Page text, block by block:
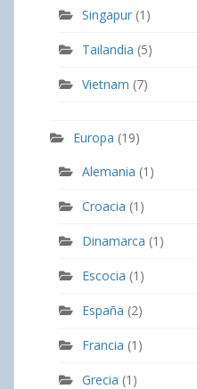
Singapur (1)
Tailandia (5)
Vietnam (7)
Europa (19)
Alemania (1)
Croacia (1)
Dinamarca (1)
Escocia (1)
España (2)
Francia (1)
Grecia (1)